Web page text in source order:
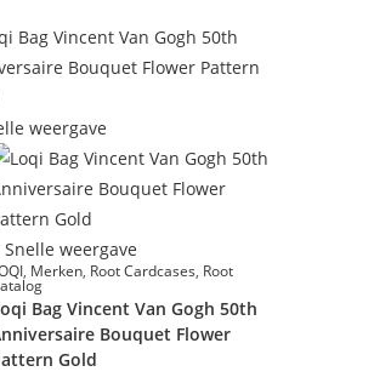
weergave
Snelle weergave
, Merken, Root Cardcases, Root
Bag Vincent Van Gogh 50th
Bouquet Flower
Gold